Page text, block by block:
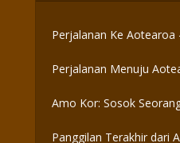
Perjalanan Ke Aotearoa
Perjalanan Menuju
Amo Kor: Sosok
Panggilan Terakhir dari